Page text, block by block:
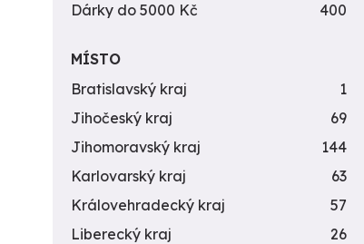
Dárky do 5000 Kč
400
MÍSTO
Bratislavský kraj
1
Jihočeský kraj
69
Jihomoravský kraj
144
Karlovarský kraj
63
Královehradecký kraj
57
Liberecký kraj
26